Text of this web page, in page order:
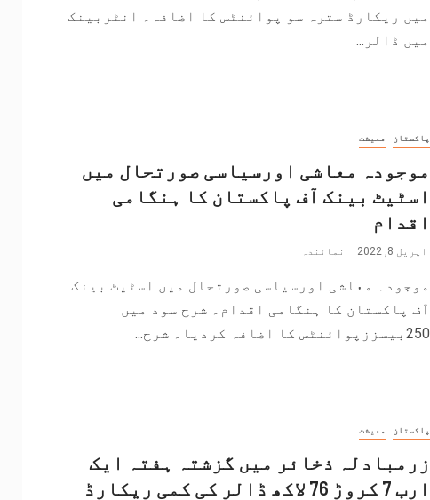
میں ریکارڈ سترہ سو پوائنٹس کا اضافہ۔ انٹربینک
میں ڈالر...
پاکستان معیشت
موجودہ معاشی اورسیاسی صورتحال میں
اسٹیٹ بینک آف پاکستان کا ہنگامی
اقدام
اپریل 8, 2022 نمائندہ
موجودہ معاشی اورسیاسی صورتحال میں اسٹیٹ بینک
آف پاکستان کا ہنگامی اقدام۔ شرح سود میں
250بیسززپوائنٹس کا اضافہ کردیا۔ شرح...
پاکستان معیشت
زرمبادلہ ذخائر میں گزشتہ ہفتہ ایک
ارب 7 کروڑ 76 لاکھ ڈالر کی کمی ریکارڈ